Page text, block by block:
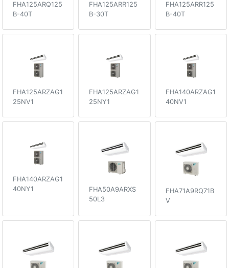
FHA125ARQ125
B-40T
FHA125ARR125
B-30T
FHA125ARR125
B-40T
FHA125ARZAG1
25NV1
FHA125ARZAG1
25NY1
FHA140ARZAG1
40NV1
FHA140ARZAG1
40NY1
FHA50A9ARXS
50L3
FHA71A9RQ71B
V